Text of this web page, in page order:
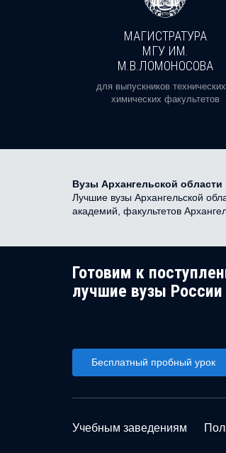
МАГИСТРАТУРА
МГУ ИМ.
М.В.ЛОМОНОСОВА
для выпускников
химических факультетов
Вузы Архангельской области
Лучшие вузы Архангельской
академий, факультетов
Готовим к
лучшие вузы России
Бесплатный пробный урок
Учебным заведениям